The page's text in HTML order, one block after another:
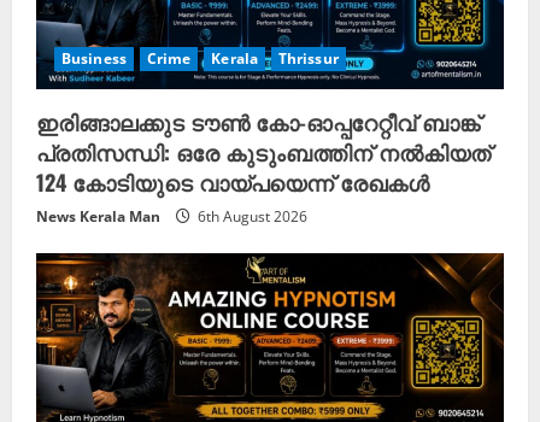
Business Crime Kerala Thrissur
ഇരിങ്ങാലക്കുട ടൗൺ കോ-ഓപ്പറേറ്റീവ് ബാങ്ക്
പ്രതിസന്ധി: ഒരേ കുടുംബത്തിന് നൽകിയത്
124 കോടിയുടെ വായ്പയെന്ന് രേഖകൾ
News Kerala Man 6th August 2026